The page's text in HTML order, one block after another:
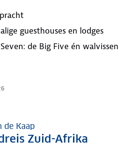
guesthouses en lodges
de Big Five én walvissen
de Kaap
Zuid-Afrika